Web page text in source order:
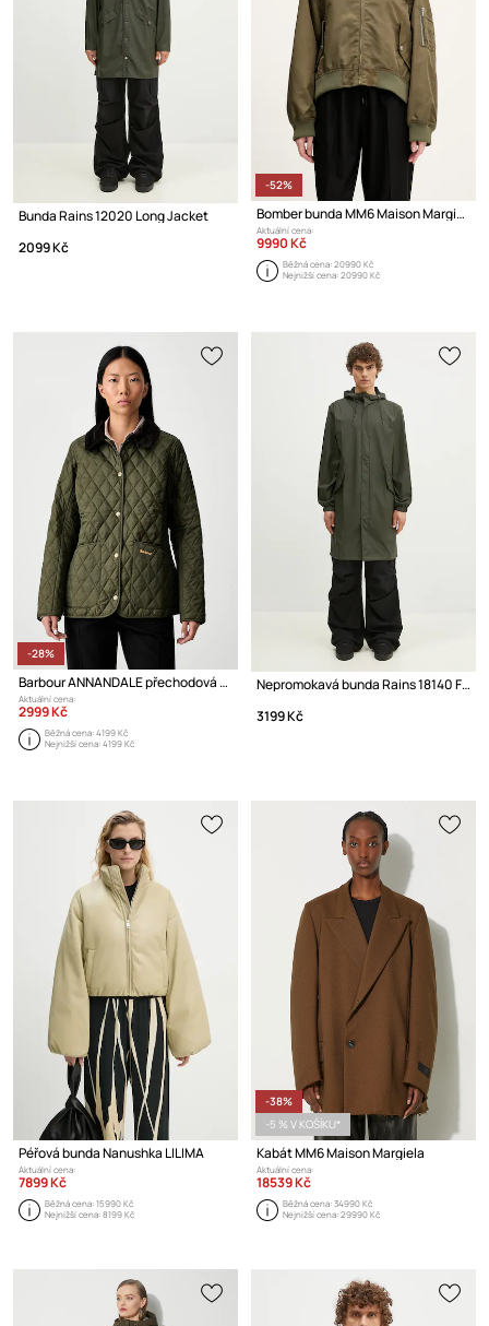
Bunda Rains 12020 Long Jacket
2099 Kč
-52%
Bomber bunda MM6 Maison Margiela
Aktuální cena:
9990 Kč
Běžná cena:20990 Kč
Nejnižší cena:20990 Kč
-28%
Barbour ANNANDALE přechodová bunda dámská
Aktuální cena:
2999 Kč
Běžná cena:4199 Kč
Nejnižší cena:4199 Kč
Nepromokavá bunda Rains 18140 Fishtail Parka
3199 Kč
Péřová bunda Nanushka LILIMA
Aktuální cena:
7899 Kč
Běžná cena:15990 Kč
Nejnižší cena:8199 Kč
-38%
-5 % V KOŠÍKU*
Kabát MM6 Maison Margiela
Aktuální cena:
18539 Kč
Běžná cena:34990 Kč
Nejnižší cena:29990 Kč